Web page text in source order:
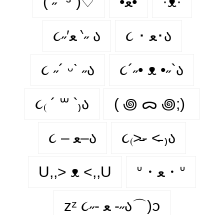
૮˶′ﻌ ‵˶ ა ૮ ･ ﻌ･ა
૮ ˶´ ᵕˋ ˶ა ૮´˶• ᴥ •˶`ა
૮₍ ´ ꒳ `₎ა ( ꩜ ᯅ ꩜;)⁭ ⁭
૮ – ﻌ–ა ૮₍˃̵֊ ˂̵ ₎ა
U,,> ᴥ <,,U ᐡ・ﻌ・ᐡ
zᶻ ૮˶- ﻌ -˶ა⌒)ᦱ